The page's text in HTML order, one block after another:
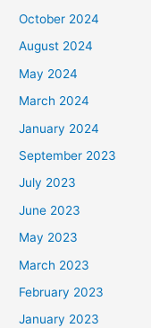
October 2024
August 2024
May 2024
March 2024
January 2024
September 2023
July 2023
June 2023
May 2023
March 2023
February 2023
January 2023